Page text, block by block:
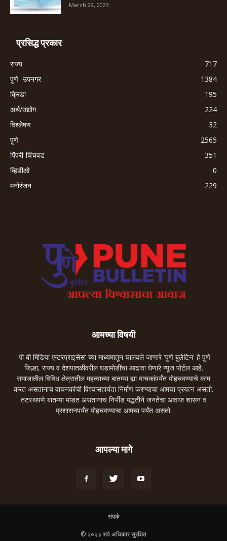
March 29, 2023
प्रसिद्ध प्रकार
राज्य
717
पुणे -उपनगर
1384
क्रिडा
195
अर्थ/उद्योग
224
विश्लेषण
32
पुणे
2565
पिंपरी-चिंचवड
351
व्हिडीओ
0
मनोरंजन
229
आमच्या विषयी
'पी बी मिडिया एन्टरप्राइसेस' च्या माध्यमातून चालवले जाणारे 'पुणे बुलेटिन' हे पुणे
जिल्हा, राज्य व देशपातळीवरील घडामोडींचा आढावा घेणारे न्यूज पोर्टल आहे.
समाजातील विविध क्षेत्रातील महत्वाच्या बातम्या ह्या वाचकांपर्यंत पोहचवण्याचे काम
करत असतानाच वाचनकांची विश्वासहार्यता निर्माण करण्याचा आमचा प्रयत्न असतो.
तटस्थपणे बातम्या मांडत असतानाच निर्भीड पद्धतीने जनतेचा आवाज शासन व
प्रशासनपर्यंत पोहचवण्याचा आमचा पर्यंत असतो.
आपल्या मागे
संपर्क
© २०२३ सर्व अधिकार सुरक्षित